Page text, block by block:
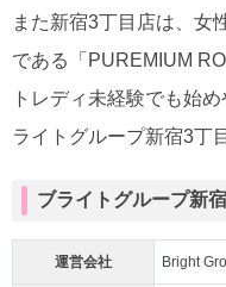
また新宿3丁目店は、女
である「PUREMIUM
トレディ未経験でも始
ライトグループ新宿3丁
ブライトグループ新
運営会社 Bright